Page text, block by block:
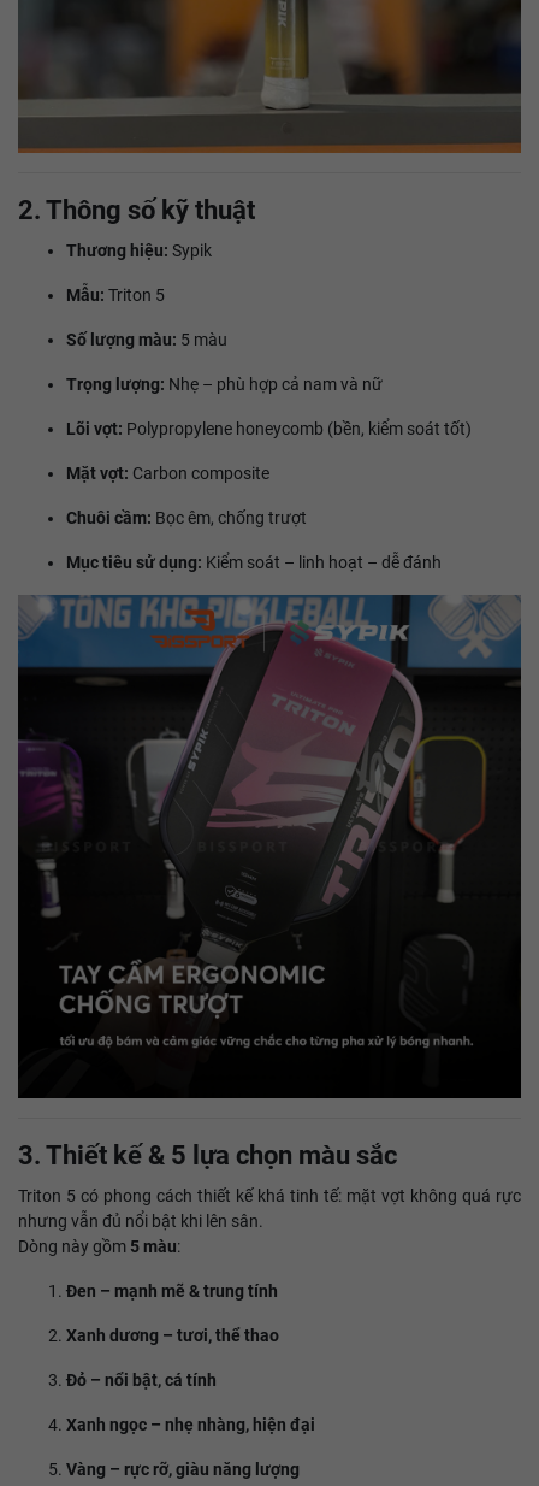
2. Thông số kỹ thuật
Thương hiệu: Sypik
Mẫu: Triton 5
Số lượng màu: 5 màu
Trọng lượng: Nhẹ – phù hợp cả nam và nữ
Lõi vợt: Polypropylene honeycomb (bền, kiểm soát tốt)
Mặt vợt: Carbon composite
Chuôi cầm: Bọc êm, chống trượt
Mục tiêu sử dụng: Kiểm soát – linh hoạt – dễ đánh
3. Thiết kế & 5 lựa chọn màu sắc
Triton 5 có phong cách thiết kế khá tinh tế: mặt vợt không quá rực
nhưng vẫn đủ nổi bật khi lên sân.
Dòng này gồm 5 màu:
Đen – mạnh mẽ & trung tính
Xanh dương – tươi, thể thao
Đỏ – nổi bật, cá tính
Xanh ngọc – nhẹ nhàng, hiện đại
Vàng – rực rỡ, giàu năng lượng